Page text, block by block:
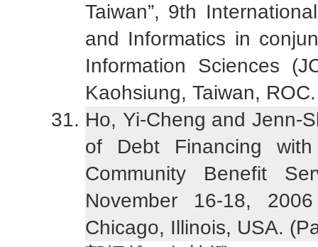
Taiwan”, 9th
and Informatics in
Information Sciences
Kaohsiung, Taiwan,
Ho, Yi-Cheng and Jenn-
of Debt Financing with
Community Benefit
November 16-18,
Chicago, Illinois, USA.